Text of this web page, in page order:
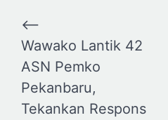
Navigasi
pos
⟵
Wawako Lantik 42
ASN Pemko
Pekanbaru,
Tekankan Respons